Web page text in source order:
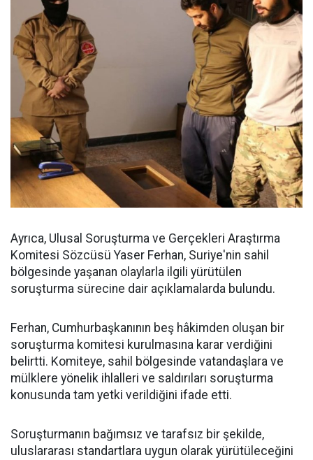
Ayrıca, Ulusal Soruşturma ve Gerçekleri Araştırma
Komitesi Sözcüsü Yaser Ferhan, Suriye'nin sahil
bölgesinde yaşanan olaylarla ilgili yürütülen
soruşturma sürecine dair açıklamalarda bulundu.
Ferhan, Cumhurbaşkanının beş hâkimden oluşan bir
soruşturma komitesi kurulmasına karar verdiğini
belirtti. Komiteye, sahil bölgesinde vatandaşlara ve
mülklere yönelik ihlalleri ve saldırıları soruşturma
konusunda tam yetki verildiğini ifade etti.
Soruşturmanın bağımsız ve tarafsız bir şekilde,
uluslararası standartlara uygun olarak yürütüleceğini